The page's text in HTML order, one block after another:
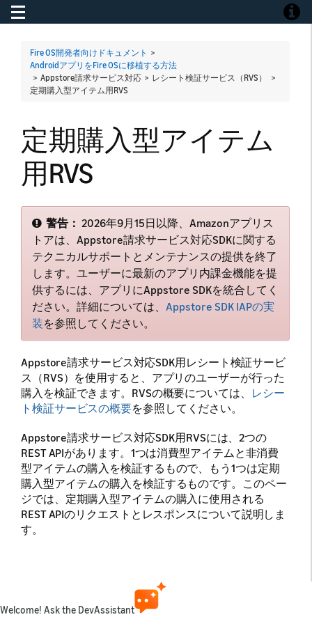
Toggle navigation
Fire OS開発者向けドキュメント >
AndroidアプリをFire OSに移植する方法
> Appstore請求サービス対応 > レシート検証サービス（RVS） >
定期購入型アイテム用RVS
定期購入型アイテム
用RVS
警告： 2026年9月15日以降、Amazonアプリス
トアは、Appstore請求サービス対応SDKに関する
テクニカルサポートとメンテナンスの提供を終了
します。ユーザーに最新のアプリ内課金機能を提
供するには、アプリにAppstore SDKを統合してく
ださい。詳細については、 Appstore SDK IAPの実
装を参照してください。
Appstore請求サービス対応SDK用レシート検証サービ
ス（RVS）を使用すると、アプリのユーザーが行った
購入を検証できます。RVSの概要については、
レシー
ト検証サービスの概要を参照してください。
Appstore請求サービス対応SDK用RVSには、2つの
REST APIがあります。1つは消費型アイテムと非消費
型アイテムの購入を検証するもので、もう1つは定期
購入型アイテムの購入を検証するものです。このペー
ジでは、定期購入型アイテムの購入に使用される
REST APIのリクエストとレスポンスについて説明しま
す。
ビス対応SDK用RVSについて説明します。
Appstore SDKに含まれているAmazonアプリ内課
金（IAP）API用RVSについては、
Welcome! Ask the DevAssistant